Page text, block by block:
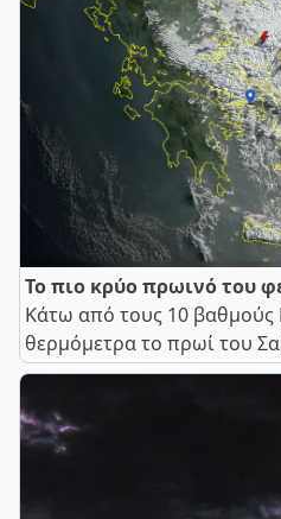
Το πιο κρύο πρωινό του
Κάτω από τους 10 βαθμούς
θερμόμετρα το πρωί του